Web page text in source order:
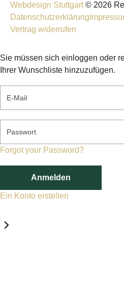
Webdesign Stuttgart © 2026
Datenschutzerklärung
Vertrag widerrufen
Sie müssen sich einloggen oder
Ihrer Wunschliste hinzuzufügen.
E-Mail
Passwort
Forgot your Password?
Anmelden
Ein Konto erstellen